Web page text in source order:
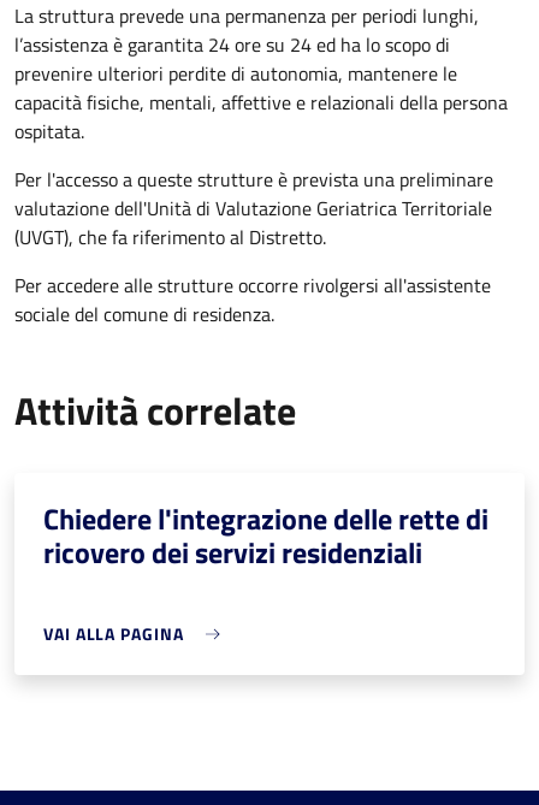
La struttura prevede una permanenza per periodi lunghi,
l’assistenza è garantita 24 ore su 24 ed ha lo scopo di
prevenire ulteriori perdite di autonomia, mantenere le
capacità fisiche, mentali, affettive e relazionali della persona
ospitata.
Per l'accesso a queste strutture è prevista una preliminare
valutazione dell'Unità di Valutazione Geriatrica Territoriale
(UVGT), che fa riferimento al Distretto.
Per accedere alle strutture occorre rivolgersi all'assistente
sociale del comune di residenza.
Attività correlate
Chiedere l'integrazione delle rette di
ricovero dei servizi residenziali
VAI ALLA PAGINA